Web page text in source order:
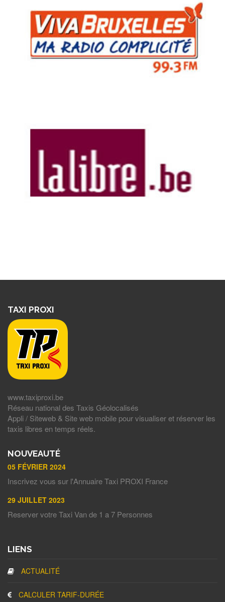
TAXI PROXI
www.taxiproxi.be
Réseau national des Taxis Géolocalisés
Appli / Siteweb & Site web mobile pour visualiser et réserver les
taxis libres en temps réels.
NOUVEAUTÉ
05 FÉVRIER 2024
Inscrivez vous sur l'Annuaire Taxi PROXI France
29 JUILLET 2023
Reserver votre Taxi Van de 1 a 7 Personnes
LIENS
ACTUALITÉ
CALCULER TARIF-DURÉE